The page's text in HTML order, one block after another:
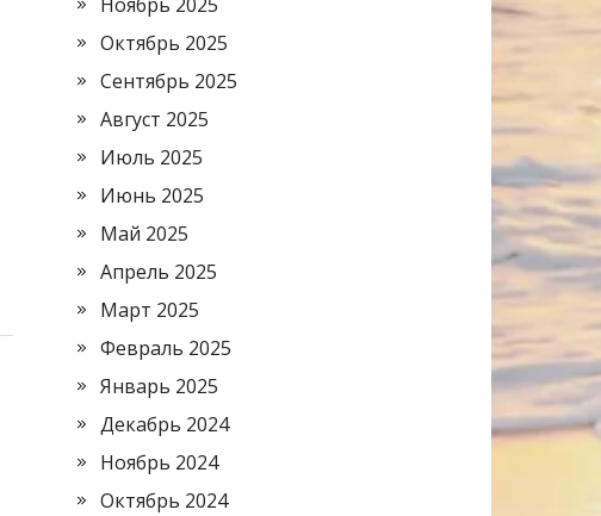
Ноябрь 2025
Октябрь 2025
Сентябрь 2025
Август 2025
Июль 2025
Июнь 2025
Май 2025
Апрель 2025
Март 2025
Февраль 2025
Январь 2025
Декабрь 2024
Ноябрь 2024
Октябрь 2024